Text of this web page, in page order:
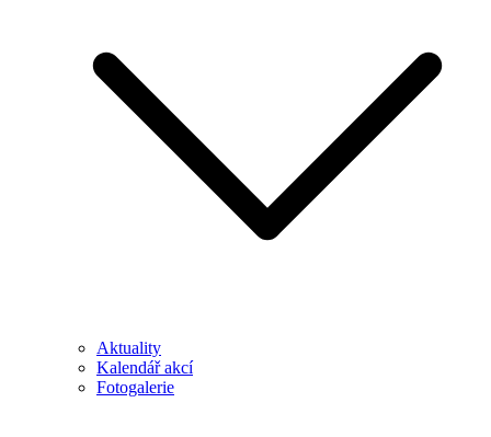
Aktuality
Kalendář akcí
Fotogalerie